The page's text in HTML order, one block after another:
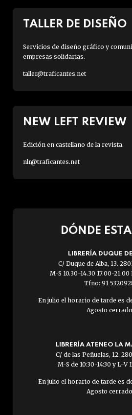
TALLER DE DISEÑO
Servicios de diseño gráfico y
empresas solidarias.
taller@traficantes.net
NEW LEFT REVIEW
Edición en castellano de la revista.
nlr@traficantes.net
DÓNDE
LIBRERÍA DUQUE
C/ Duque de Alba, 13.
M-S 10.30-14.30 17.00-21.00
Tfno: 91
En julio el horario de tarde es
Agosto cerrado
LIBRERÍA ATENEO LA
C/ de las Peñuelas, 12.
M-S de 10:30-14:30 y L-V
En julio el horario de tarde es
Agosto cerrado